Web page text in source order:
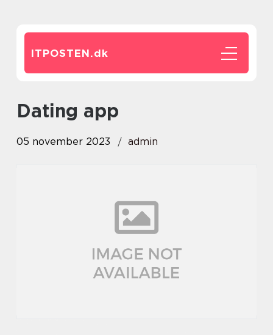
ITPOSTEN.dk
dating app
05 november 2023 admin